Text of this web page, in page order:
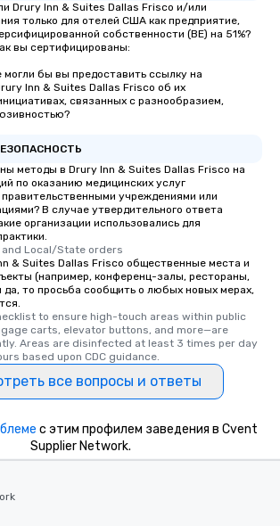
Drury Inn & Suites Dallas Frisco и/или
только для отелей США как предприятие,
собственности (BE) на 51%?
вы сертифицированы:
могли бы вы предоставить ссылку на
Inn & Suites Dallas Frisco об их
связанных с разнообразием,
методы в Drury Inn & Suites Dallas Frisco на
по оказанию медицинских услуг
учреждениями или
В случае утвердительного ответа
организации использовались для
and Local/State orders
& Suites Dallas Frisco общественные места и
(например, конференц-залы, рестораны,
да, то просьба сообщить о любых новых мерах,
to ensure high-touch areas within public
carts, elevator buttons, and more—are
Areas are disinfected at least 3 times per day
based upon CDC guidance.
все вопросы и ответы
с этим профилем заведения в Cvent
Supplier Network.